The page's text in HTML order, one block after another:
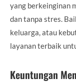
yang berkeinginan
dan tanpa stres.
keluarga, atau
layanan terbaik
Keuntungan